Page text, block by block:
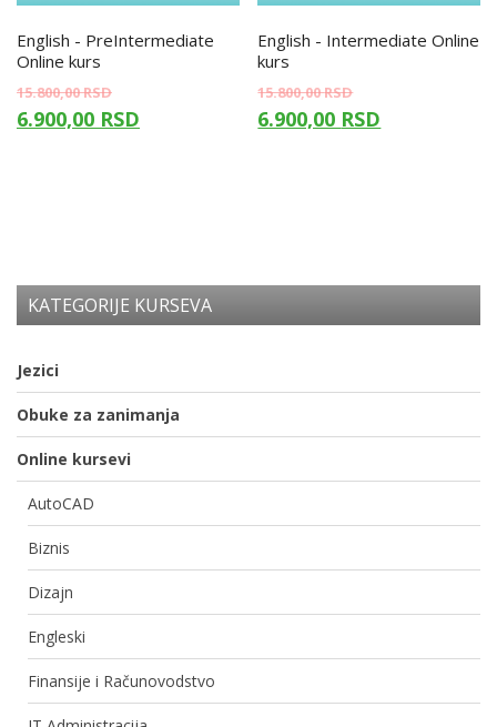
English - PreIntermediate
Online kurs
15.800,00RSD
6.900,00 RSD
English - Intermediate Online
kurs
15.800,00RSD
6.900,00 RSD
KATEGORIJE KURSEVA
Jezici
Obuke za zanimanja
Online kursevi
AutoCAD
Biznis
Dizajn
Engleski
Finansije i Računovodstvo